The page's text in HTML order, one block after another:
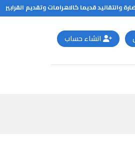
قديما كالاهرامات وتقديم القرابين
انشاء حساب